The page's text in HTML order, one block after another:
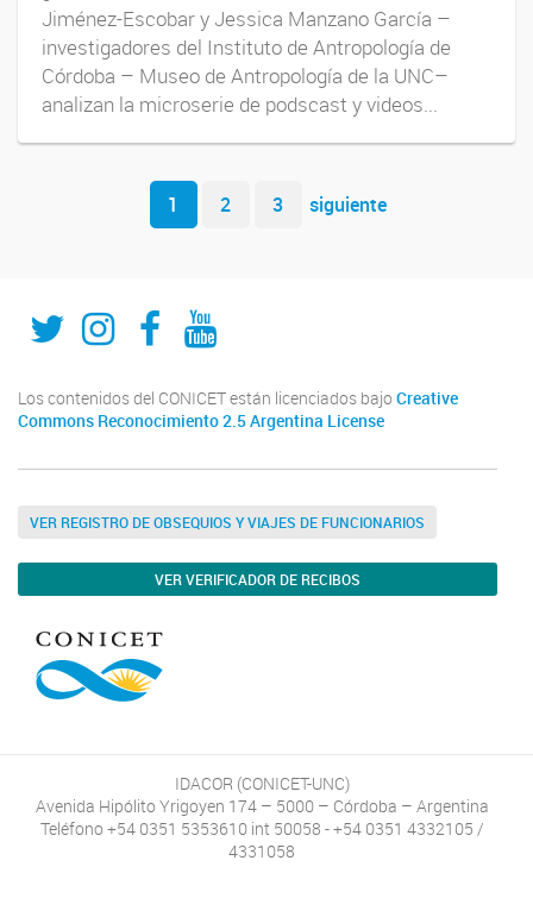
Jiménez-Escobar y Jessica Manzano García –
investigadores del Instituto de Antropología de
Córdoba – Museo de Antropología de la UNC–
analizan la microserie de podscast y videos...
Navegador de artículos
1 2 3 siguiente
Twitter
Instagram
Fecebook
Youtube
Los contenidos del CONICET están licenciados bajo Creative
Commons Reconocimiento 2.5 Argentina License
VER REGISTRO DE OBSEQUIOS Y VIAJES DE FUNCIONARIOS
VER VERIFICADOR DE RECIBOS
IDACOR (CONICET-UNC)
Avenida Hipólito Yrigoyen 174 – 5000 – Córdoba – Argentina
Teléfono +54 0351 5353610 int 50058 - +54 0351 4332105 /
4331058